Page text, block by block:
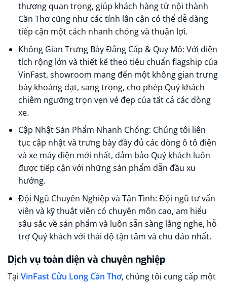
thương quan trọng, giúp khách hàng từ nội thành
Cần Thơ cũng như các tỉnh lân cận có thể dễ dàng
tiếp cận một cách nhanh chóng và thuận lợi.
Không Gian Trưng Bày Đẳng Cấp & Quy Mô: Với diện
tích rộng lớn và thiết kế theo tiêu chuẩn flagship của
VinFast, showroom mang đến một không gian trưng
bày khoáng đạt, sang trọng, cho phép Quý khách
chiêm ngưỡng trọn vẹn vẻ đẹp của tất cả các dòng
xe.
Cập Nhật Sản Phẩm Nhanh Chóng: Chúng tôi liên
tục cập nhật và trưng bày đầy đủ các dòng ô tô điện
và xe máy điện mới nhất, đảm bảo Quý khách luôn
được tiếp cận với những sản phẩm dẫn đầu xu
hướng.
Đội Ngũ Chuyên Nghiệp và Tận Tình: Đội ngũ tư vấn
viên và kỹ thuật viên có chuyên môn cao, am hiểu
sâu sắc về sản phẩm và luôn sẵn sàng lắng nghe, hỗ
trợ Quý khách với thái độ tận tâm và chu đáo nhất.
Dịch vụ toàn diện và chuyên nghiệp
Tại VinFast Cửu Long Cần Thơ, chúng tôi cung cấp một